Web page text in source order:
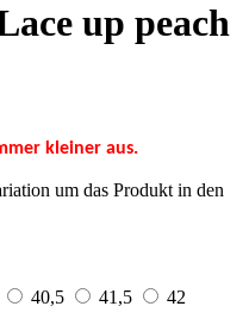
up peach
kleiner aus.
um das Produkt in den
40,5 41,5
42